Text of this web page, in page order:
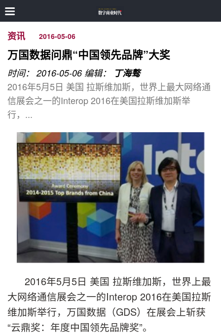
资讯 2016-05-06
万国数据问鼎“中国领先品牌”大奖
时间： 2016-05-06 编辑：
丁海骜
2016年5月5日 美国 拉斯维加斯，世界上最大网络通
信展会之一的Interop 2016在美国拉斯维加斯举
行，...
2016年5月5日 美国 拉斯维加斯，世界上最
大网络通信展会之一的Interop 2016在美国拉斯
维加斯举行，万国数据（GDS）在展会上斩获
“云鼎奖：年度中国领先品牌奖”。